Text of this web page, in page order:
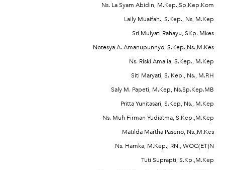
Ns. La Syam Abidin, M.Kep.,Sp.Kep.Kom
Laily Muaifah., S.Kep., Ns, M.Kep
Sri Mulyati Rahayu, SKp. Mkes
Notesya A. Amanupunnyo, S.Kep.,Ns.,M.Kes
Ns. Riski Amalia, S.Kep., M.Kep
Siti Maryati, S. Kep., Ns., M.P.H
Saly M. Papeti, M.Kep, Ns.Sp.Kep.MB
Pritta Yunitasari, S.Kep, Ns., M.Kep
Ns. Muh Firman Yudiatma, S.Kep.,M.Kep
Matilda Martha Paseno, Ns.,M.Kes
Ns. Hamka, M.Kep., RN., WOC(ET)N
Tuti Suprapti, S.Kp.,M.Kep